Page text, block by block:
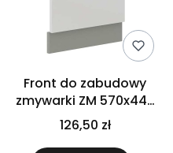
Front do zabudowy
zmywarki ZM 570x446
biały połysk IGA BIANCA
126,50 zł